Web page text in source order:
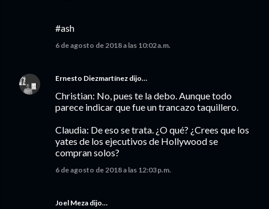
#ash
6 de agosto de 2018 a las 10:02 a.m.
Ernesto Diezmartínez dijo…
Christian: No, pues te la debo. Aunque todo
parece indicar que fue un trancazo taquillero.
Claudia: De eso se trata. ¿O qué? ¿Crees que los
yates de los ejecutivos de Hollywood se
compran solos?
6 de agosto de 2018 a las 12:03 p.m.
Joel Meza dijo…